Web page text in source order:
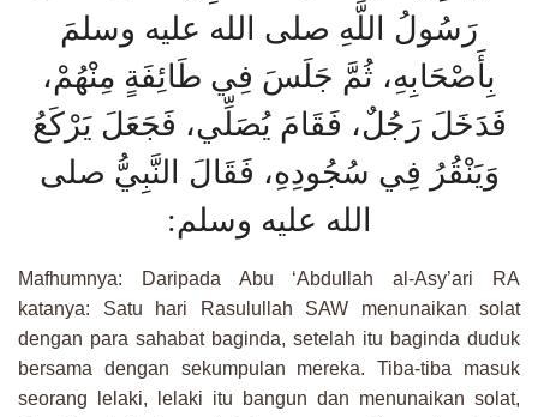
رَسُولُ اللَّهِ صلى الله عليه وسلمَ
بِأَصْحَابِهِ، ثُمَّ جَلَسَ فِي طَائِفَةٍ مِنْهُمْ،
فَدَخَلَ رَجُلٌ، فَقَامَ يُصَلِّي، فَجَعَلَ يَرْكَعُ
وَيَنْقُرُ فِي سُجُودِهِ، فَقَالَ النَّبِيُّ صلى
الله عليه وسلم:
Mafhumnya: Daripada Abu ‘Abdullah al-Asy’ari RA
katanya: Satu hari Rasulullah SAW menunaikan solat
dengan para sahabat baginda, setelah itu baginda duduk
bersama dengan sekumpulan mereka. Tiba-tiba masuk
seorang lelaki, lelaki itu bangun dan menunaikan solat,